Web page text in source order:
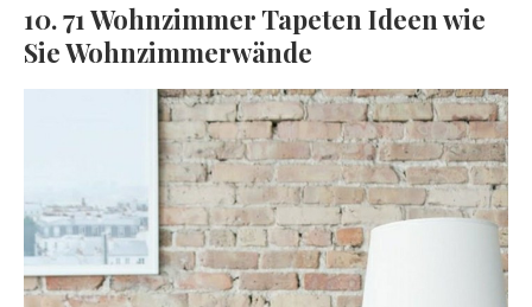
10. 71 Wohnzimmer Tapeten Ideen wie
Sie Wohnzimmerwände